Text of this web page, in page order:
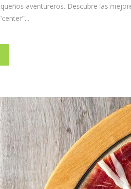
aventureros. Descubre las